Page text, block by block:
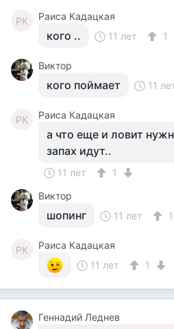
РК Раиса Кадацкая
кого .. 11 лет 1
Виктор
кого поймает 11
РК Раиса Кадацкая
а что еще и ловит
запах идут..
11 лет
1
Виктор
шопинг 11 лет 1
РК
Раиса Кадацкая
11 лет
1
Геннадий Леднев